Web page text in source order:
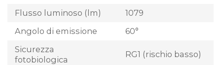
Flusso luminoso (lm)
1079
Angolo di emissione
60°
Sicurezza
fotobiologica
RG1 (rischio basso)